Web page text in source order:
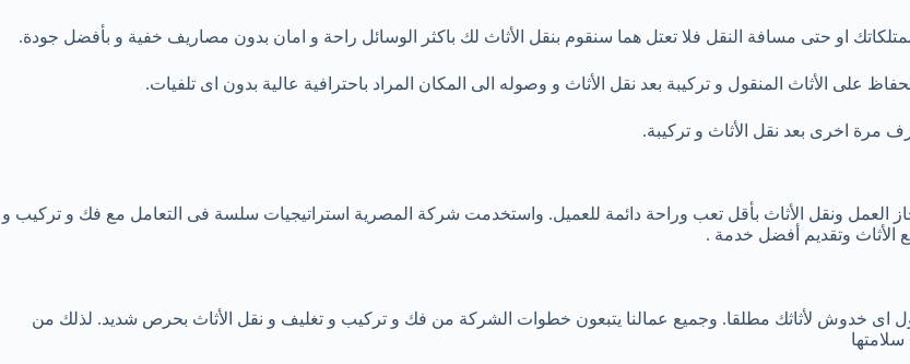
او حتى مسافة النقل فلا تعتل هما سنقوم بنقل الأثاث لك باكثر الوسائل راحة و امان بدون مصاريف خفية و بأفضل جودة.
مرة اخرى بعد نقل الأثاث و تركيبة.
العمل ونقل الأثاث بأقل تعب وراحة دائمة للعميل. واستخدمت شركة المصرية استراتيجيات سلسة فى التعامل مع فك و تركيب و
الأثاث وتقديم أفضل خدمة .
اى خدوش لأثاثك مطلقا. وجميع عمالنا يتبعون خطوات الشركة من فك و تركيب و تغليف و نقل الأثاث بحرص شديد. لذلك من